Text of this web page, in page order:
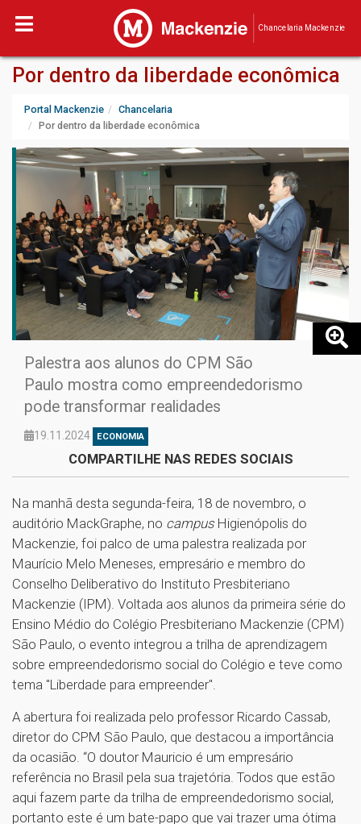
Chancelaria Mackenzie
Por dentro da liberdade econômica
Portal Mackenzie
Chancelaria
Por dentro da liberdade econômica
Palestra aos alunos do CPM São
Paulo mostra como empreendedorismo
pode transformar realidades
19.11.2024 ECONOMIA
COMPARTILHE NAS REDES SOCIAIS
Na manhã desta segunda-feira, 18 de novembro, o
auditório MackGraphe, no campus Higienópolis do
Mackenzie, foi palco de uma palestra realizada por
Maurício Melo Meneses, empresário e membro do
Conselho Deliberativo do Instituto Presbiteriano
Mackenzie (IPM). Voltada aos alunos da primeira série do
Ensino Médio do Colégio Presbiteriano Mackenzie (CPM)
São Paulo, o evento integrou a trilha de aprendizagem
sobre empreendedorismo social do Colégio e teve como
tema "Liberdade para empreender".
A abertura foi realizada pelo professor Ricardo Cassab,
diretor do CPM São Paulo, que destacou a importância
da ocasião. “O doutor Mauricio é um empresário
referência no Brasil pela sua trajetória. Todos que estão
aqui fazem parte da trilha de empreendedorismo social,
portanto este é um bate-papo que vai trazer uma ótima